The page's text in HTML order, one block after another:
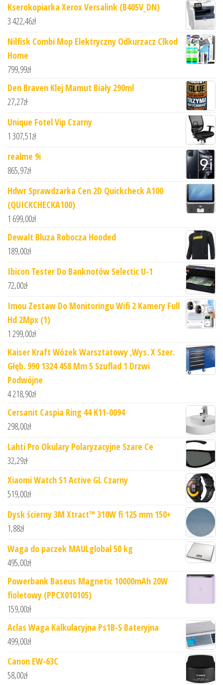
Kserokopiarka Xerox Versalink (B405V_DN)
3 422,46zł
Nilfisk Combi Mop Elektryczny Odkurzacz Clkod
Home
799,99zł
Den Braven Klej Mamut Biały 290ml
27,27zł
Unique Fotel Vip Czarny
1 307,51zł
realme 9i
865,97zł
Hdwr Sprawdzarka Cen 2D Quickcheck A100
(QUICKCHECKA100)
1 699,00zł
Dewalt Bluza Robocza Hooded
189,00zł
Ibicon Tester Do Banknotów Selectic U-1
72,00zł
Imou Zestaw Do Monitoringu Wifi 2 Kamery Full
Hd 2Mpx (1)
1 299,00zł
Kaiser Kraft Wózek Warsztatowy ,Wys. X Szer.
Głęb. 990 1324 458 Mm 5 Szuflad 1 Drzwi
Podwójne
4 218,90zł
Cersanit Caspia Ring 44 K11-0094
298,00zł
Lahti Pro Okulary Polaryzacyjne Szare Ce
32,29zł
Xiaomi Watch S1 Active GL Czarny
519,00zł
Dysk ścierny 3M Xtract™ 310W fi 125 mm 150+
1,88zł
Waga do paczek MAULglobal 50 kg
495,00zł
Powerbank Baseus Magnetic 10000mAh 20W
fioletowy (PPCX010105)
159,00zł
Aclas Waga Kalkulacyjna Ps1B-S Bateryjna
499,00zł
Canon EW-63C
58,00zł